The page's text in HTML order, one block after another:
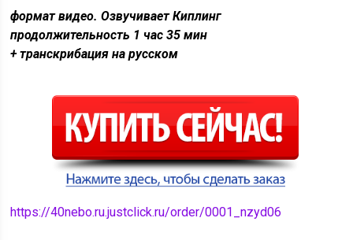
формат видео. Озвучивает Киплинг
продолжительность 1 час 35 мин
+ транскрибация на русском
https://40nebo.ru.justclick.ru/order/0001_nzyd06